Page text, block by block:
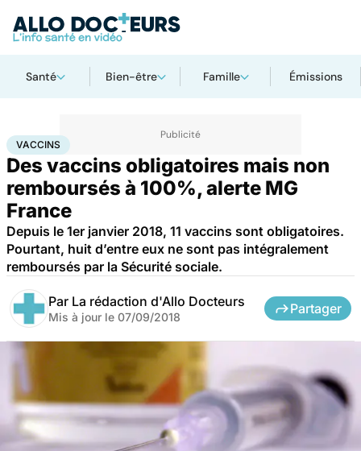
Santé Bien-être Famille Émissions
AccueilSanté Vaccins
VACCINS
Des vaccins obligatoires mais non
remboursés à 100%, alerte MG
France
Depuis le 1er janvier 2018, 11 vaccins sont obligatoires.
Pourtant, huit d’entre eux ne sont pas intégralement
remboursés par la Sécurité sociale.
Par La rédaction d'Allo Docteurs
Mis à jour le 07/09/2018
Partager